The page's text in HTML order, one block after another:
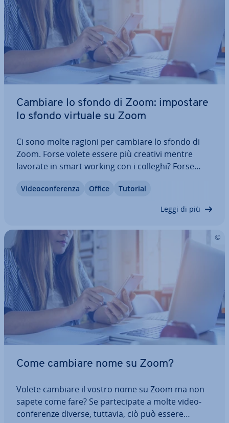
Cambiare lo sfondo di Zoom: impostare
lo sfondo virtuale su Zoom
Ci sono molte ragioni per cambiare lo sfondo di
Zoom. Forse volete essere più creativi mentre
lavorate in smart working con i colleghi? Forse
con­fe­ren­ze im­por­tan­ti? Il popolare software di vi­
Vi­deo­con­fe­ren­za Office Tutorial
Leggi di più
Come cambiare nome su Zoom?
Volete cambiare il vostro nome su Zoom ma non
sapete come fare? Se par­te­ci­pa­te a molte vi­deo­
con­fe­ren­ze diverse, tuttavia, ciò può essere